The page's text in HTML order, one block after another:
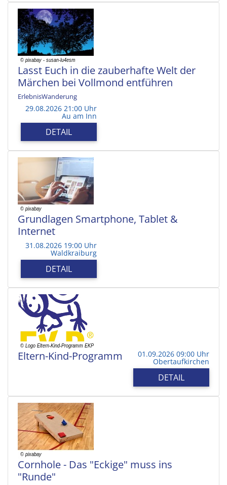
Lasst Euch in die zauberhafte Welt der
Märchen bei Vollmond entführen
ErlebnisWanderung
29.08.2026 21:00 Uhr
Au am Inn
DETAIL
Grundlagen Smartphone, Tablet &
Internet
31.08.2026 19:00 Uhr
Waldkraiburg
DETAIL
Eltern-Kind-Programm 01.09.2026 09:00 Uhr
Obertaufkirchen
DETAIL
Cornhole - Das "Eckige" muss ins
"Runde"